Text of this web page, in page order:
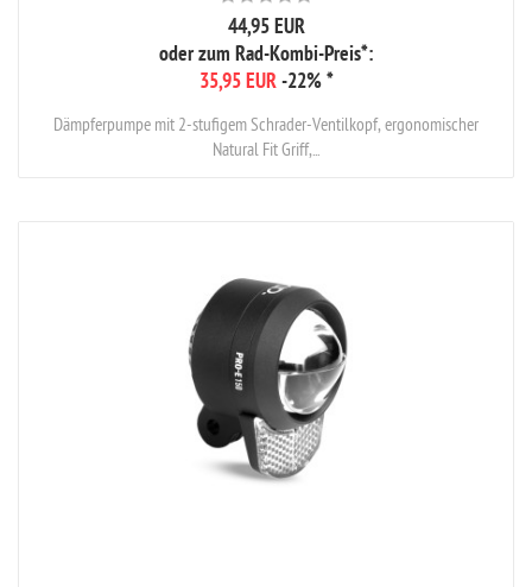
44,95 EUR
oder zum Rad-Kombi-Preis*:
35,95 EUR -22%*
Dämpferpumpe mit 2-stufigem Schrader-Ventilkopf, ergonomischer
Natural Fit Griff,...